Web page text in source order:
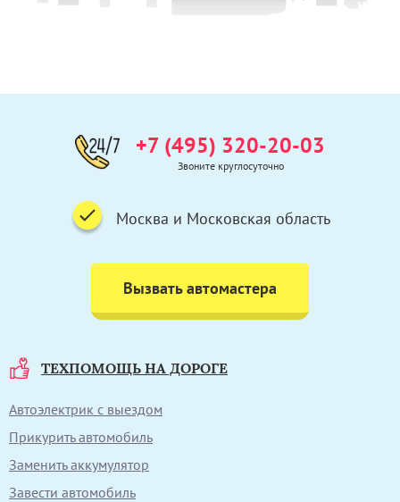
ТЕХПОМОЩЬ НА ДОРОГЕ
Автоэлектрик с выездом
Прикурить автомобиль
Заменить аккумулятор
Завести автомобиль
+7 (495) 320-20-03
Звоните круглосуточно
Москва и Московская область
Вызвать автомастера